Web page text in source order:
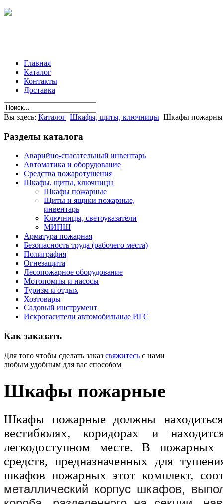
Главная
Каталог
Контакты
Доставка
Вы здесь: Каталог Шкафы, щиты, ключницы Шкафы
Разделы каталога
Аварийно-спасательный инвентарь
Автоматика и оборудование
Средства пожаротушения
Шкафы, щиты, ключницы
Шкафы пожарные
Щиты и ящики пожарные,
инвентарь
Ключницы, светоуказатели
МИПШ
Арматура пожарная
Безопасность труда (рабочего места)
Полиграфия
Огнезащита
Лесопожарное оборудование
Мотопомпы и насосы
Туризм и отдых
Хозтовары
Садовый инструмент
Искрогасители автомобильные ИГС
Как заказать
Для того чтобы сделать заказ свяжитесь с нами
любым удобным для вас способом
Шкафы пожарные
Шкафы пожарные должны
вестибюлях, коридорах и
легкодоступном месте. В пожарных
средств, предназначенных для
шкафов пожарных этот комплект,
металлический корпус шкафов,